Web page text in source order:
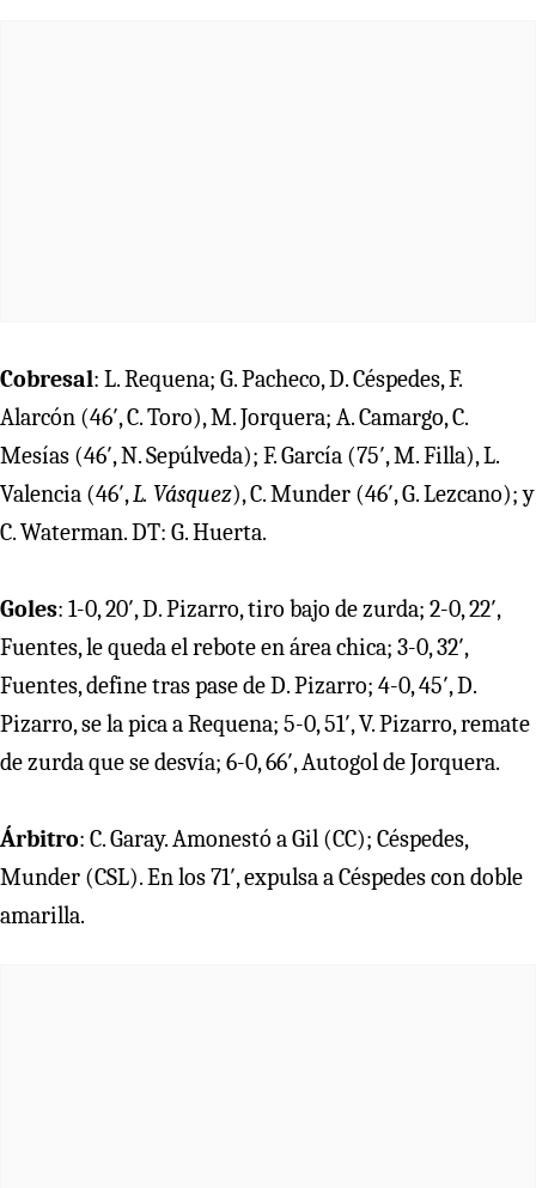
Cobresal: L. Requena; G. Pacheco, D. Céspedes, F.
Alarcón (46′, C. Toro), M. Jorquera; A. Camargo, C.
Mesías (46′, N. Sepúlveda); F. García (75′, M. Filla), L.
Valencia (46′,L. Vásquez), C. Munder (46′, G. Lezcano); y
C. Waterman. DT: G. Huerta.
Goles: 1-0, 20′, D. Pizarro, tiro bajo de zurda; 2-0, 22′,
Fuentes, le queda el rebote en área chica; 3-0, 32′,
Fuentes, define tras pase de D. Pizarro; 4-0, 45′, D.
Pizarro, se la pica a Requena; 5-0, 51′, V. Pizarro, remate
de zurda que se desvía; 6-0, 66′, Autogol de Jorquera.
Árbitro: C. Garay. Amonestó a Gil (CC); Céspedes,
Munder (CSL). En los 71′, expulsa a Céspedes con doble
amarilla.